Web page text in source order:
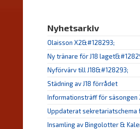
Nyhetsarkiv
Olaisson X2&#128293;
Ny tränare för J18
Nyförvärv till J18&#128293;
Städning av J18 förrådet
Informationsträff för
Uppdaterat
Insamling av Bingolotter &